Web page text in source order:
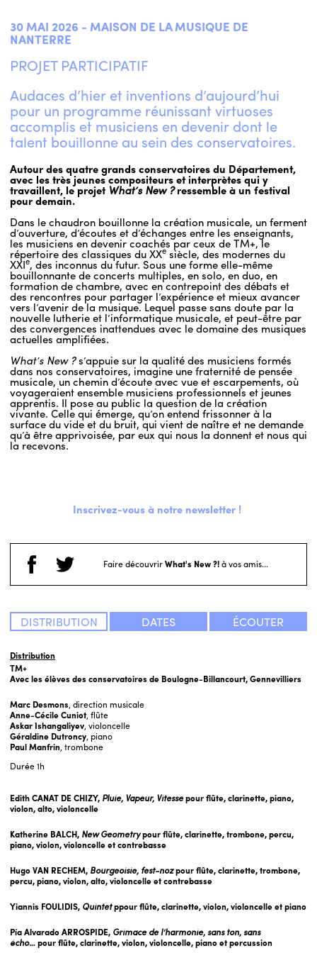
Distribution
TM+
Avec les élèves des conservatoires de Boulogne-Billancourt, Gennevilliers
Marc Desmons, direction musicale
Anne-Cécile Cuniot, flûte
Askar Ishangaliyev, violoncelle
Géraldine Dutroncy, piano
Paul Manfrin, trombone
Durée1h
Edith CANAT DE CHIZY, Pluie, Vapeur, Vitessepour flûte, clarinette, piano,
violon, alto, violoncelle
Katherine BALCH, New Geometrypour flûte, clarinette, trombone, percu,
piano, violon, violoncelle et contrebasse
Hugo VAN RECHEM, Bourgeoisie, fest-nozpour flûte, clarinette, trombone,
percu, piano, violon, alto, violoncelle et contrebasse
Yiannis FOULIDIS, Quintetppour flûte, clarinette, violon, violoncelle et piano
Pía Alvarado ARROSPIDE, Grimace de l’harmonie, sans ton, sans
écho…pour flûte, clarinette, violon, violoncelle, piano et percussion
30 MAI 2026 - MAISON DE LA MUSIQUE DE
NANTERRE
PROJET PARTICIPATIF
Audaces d’hier et inventions d’aujourd’hui
pour un programme réunissant virtuoses
accomplis et musiciens en devenir dont le
talent bouillonne au sein des conservatoires.
Autour des quatre grands conservatoires du Département,
avec les très jeunes compositeurs et interprètes qui y
travaillent, le projet What’s New ?ressemble à un festival
pour demain.
Dans le chaudron bouillonne la création musicale, un ferment
d’ouverture, d’écoutes et d’échanges entre les enseignants,
les musiciens en devenir coachés par ceux de TM+, le
répertoire des classiques du XXe siècle, des modernes du
XXIe, des inconnus du futur. Sous une forme elle-même
bouillonnante de concerts multiples, en solo, en duo, en
formation de chambre, avec en contrepoint des débats et
des rencontres pour partager l’expérience et mieux avancer
vers l’avenir de la musique. Lequel passe sans doute par la
nouvelle lutherie et l’informatique musicale, et peut-être par
des convergences inattendues avec le domaine des musiques
actuelles amplifiées.
What’s New ?s’appuie sur la qualité des musiciens formés
dans nos conservatoires, imagine une fraternité de pensée
musicale, un chemin d’écoute avec vue et escarpements, où
voyageraient ensemble musiciens professionnels et jeunes
apprentis. Il pose au public la question de la création
vivante. Celle qui émerge, qu’on entend frissonner à la
surface du vide et du bruit, qui vient de naître et ne demande
qu’à être apprivoisée, par eux qui nous la donnent et nous qui
la recevons.
Inscrivez-vous à notre newsletter !
Faire découvrirWhat's New ?!à vos amis...
DISTRIBUTION DATES ÉCOUTER